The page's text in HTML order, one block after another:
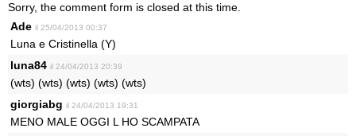
Sorry, the comment form is closed at this time.
Ade il 25/04/2013 00:37
Luna e Cristinella (Y)
luna84 il 24/04/2013 20:39
(wts) (wts) (wts) (wts) (wts)
giorgiabg il 24/04/2013 19:31
MENO MALE OGGI L HO SCAMPATA